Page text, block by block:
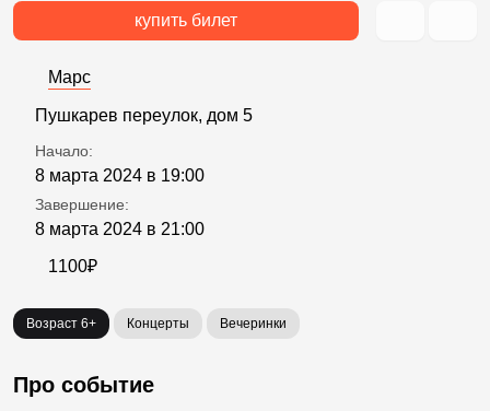
купить билет
Марс
Пушкарев переулок, дом 5
Начало:
8 марта 2024 в 19:00
Завершение:
8 марта 2024 в 21:00
1100₽
Возраст 6+ Концерты Вечеринки
Про событие